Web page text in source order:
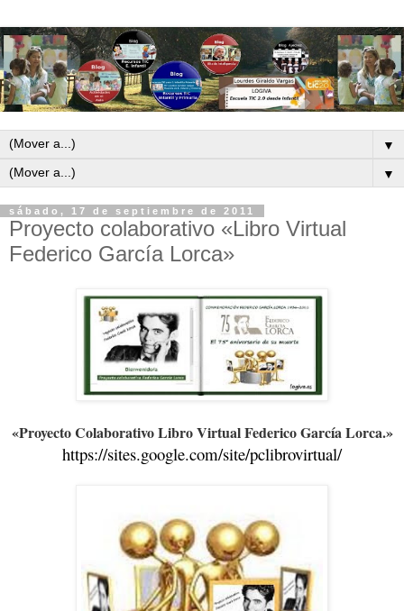
▼
▼
sábado, 17 de septiembre de 2011
Proyecto colaborativo «Libro Virtual
Federico García Lorca»
«Proyecto Colaborativo Libro Virtual Federico García Lorca.»
https://sites.google.com/site/pclibrovirtual/